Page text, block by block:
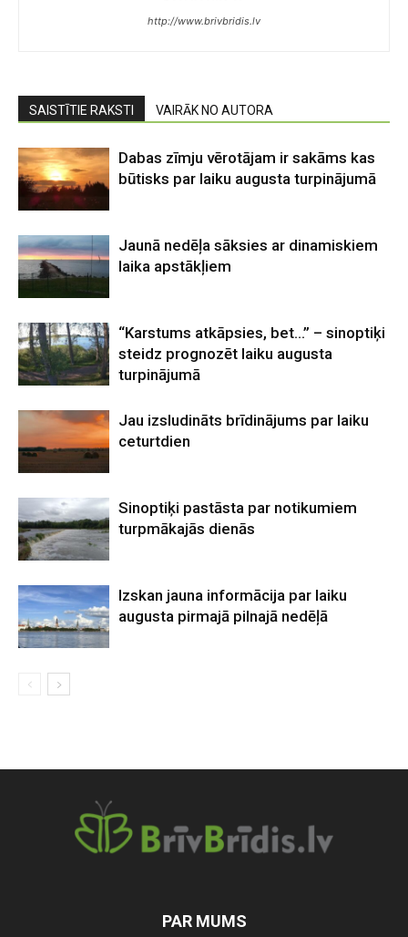
http://www.brivbridis.lv
SAISTĪTIE RAKSTI VAIRĀK NO AUTORA
Dabas zīmju vērotājam ir sakāms kas
būtisks par laiku augusta turpinājumā
Jaunā nedēļa sāksies ar dinamiskiem
laika apstākļiem
“Karstums atkāpsies, bet…” – sinoptiķi
steidz prognozēt laiku augusta
turpinājumā
Jau izsludināts brīdinājums par laiku
ceturtdien
Sinoptiķi pastāsta par notikumiem
turpmākajās dienās
Izskan jauna informācija par laiku
augusta pirmajā pilnajā nedēļā
PAR MUMS